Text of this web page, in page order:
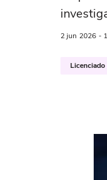
2 jun 2026 -